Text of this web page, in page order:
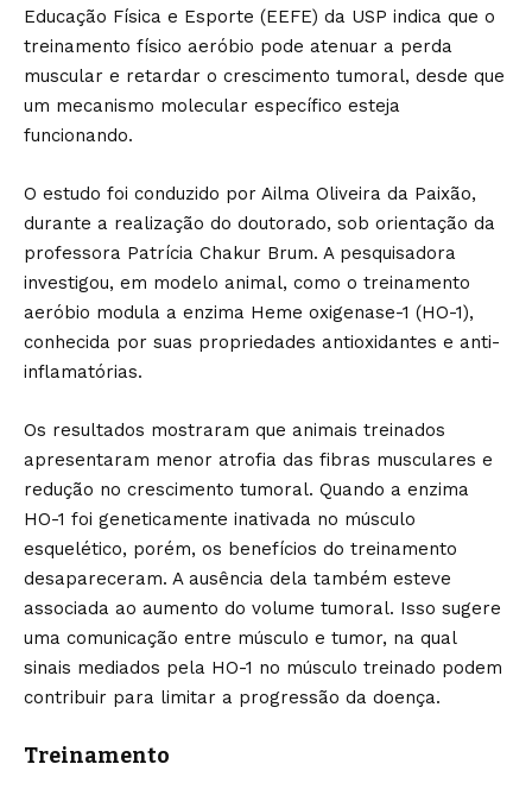
Educação Física e Esporte (EEFE) da USP indica que o
treinamento físico aeróbio pode atenuar a perda
muscular e retardar o crescimento tumoral, desde que
um mecanismo molecular específico esteja
funcionando.
O estudo foi conduzido por Ailma Oliveira da Paixão,
durante a realização do doutorado, sob orientação da
professora Patrícia Chakur Brum. A pesquisadora
investigou, em modelo animal, como o treinamento
aeróbio modula a enzima Heme oxigenase-1 (HO-1),
conhecida por suas propriedades antioxidantes e anti-
inflamatórias.
Os resultados mostraram que animais treinados
apresentaram menor atrofia das fibras musculares e
redução no crescimento tumoral. Quando a enzima
HO-1 foi geneticamente inativada no músculo
esquelético, porém, os benefícios do treinamento
desapareceram. A ausência dela também esteve
associada ao aumento do volume tumoral. Isso sugere
uma comunicação entre músculo e tumor, na qual
sinais mediados pela HO-1 no músculo treinado podem
contribuir para limitar a progressão da doença.
Treinamento